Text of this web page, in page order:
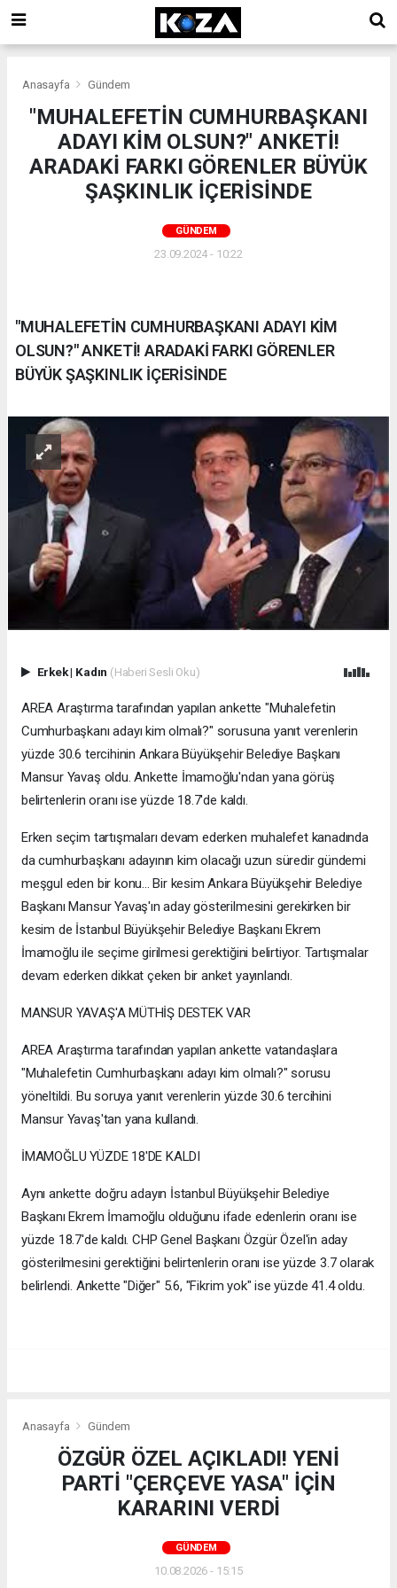
Anasayfa Gündem
"MUHALEFETİN CUMHURBAŞKANI
ADAYI KİM OLSUN?" ANKETİ!
ARADAKİ FARKI GÖRENLER BÜYÜK
ŞAŞKINLIK İÇERİSİNDE
GÜNDEM
23.09.2024 - 10:22
"MUHALEFETİN CUMHURBAŞKANI ADAYI KİM
OLSUN?" ANKETİ! ARADAKİ FARKI GÖRENLER
BÜYÜK ŞAŞKINLIK İÇERİSİNDE
Erkek| Kadın (Haberi Sesli Oku)
AREA Araştırma tarafından yapılan ankette "Muhalefetin
Cumhurbaşkanı adayı kim olmalı?" sorusuna yanıt verenlerin
yüzde 30.6 tercihinin Ankara Büyükşehir Belediye Başkanı
Mansur Yavaş oldu. Ankette İmamoğlu'ndan yana görüş
belirtenlerin oranı ise yüzde 18.7'de kaldı.
Erken seçim tartışmaları devam ederken muhalefet kanadında
da cumhurbaşkanı adayının kim olacağı uzun süredir gündemi
meşgul eden bir konu... Bir kesim Ankara Büyükşehir Belediye
Başkanı Mansur Yavaş'ın aday gösterilmesini gerekirken bir
kesim de İstanbul Büyükşehir Belediye Başkanı Ekrem
İmamoğlu ile seçime girilmesi gerektiğini belirtiyor. Tartışmalar
devam ederken dikkat çeken bir anket yayınlandı.
MANSUR YAVAŞ'A MÜTHİŞ DESTEK VAR
AREA Araştırma tarafından yapılan ankette vatandaşlara
"Muhalefetin Cumhurbaşkanı adayı kim olmalı?" sorusu
yöneltildi. Bu soruya yanıt verenlerin yüzde 30.6 tercihini
Mansur Yavaş'tan yana kullandı.
İMAMOĞLU YÜZDE 18'DE KALDI
Aynı ankette doğru adayın İstanbul Büyükşehir Belediye
Başkanı Ekrem İmamoğlu olduğunu ifade edenlerin oranı ise
yüzde 18.7'de kaldı. CHP Genel Başkanı Özgür Özel'in aday
gösterilmesini gerektiğini belirtenlerin oranı ise yüzde 3.7 olarak
belirlendi. Ankette "Diğer" 5.6, "Fikrim yok" ise yüzde 41.4 oldu.
Anasayfa Gündem
ÖZGÜR ÖZEL AÇIKLADI! YENİ
PARTİ "ÇERÇEVE YASA" İÇİN
KARARINI VERDİ
GÜNDEM
10.08.2026 - 15:15